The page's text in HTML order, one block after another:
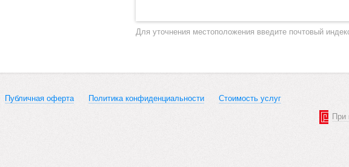
Для уточнения местоположения введите почтовый
Публичная оферта Политика конфиденциальности Стоимость услуг
При